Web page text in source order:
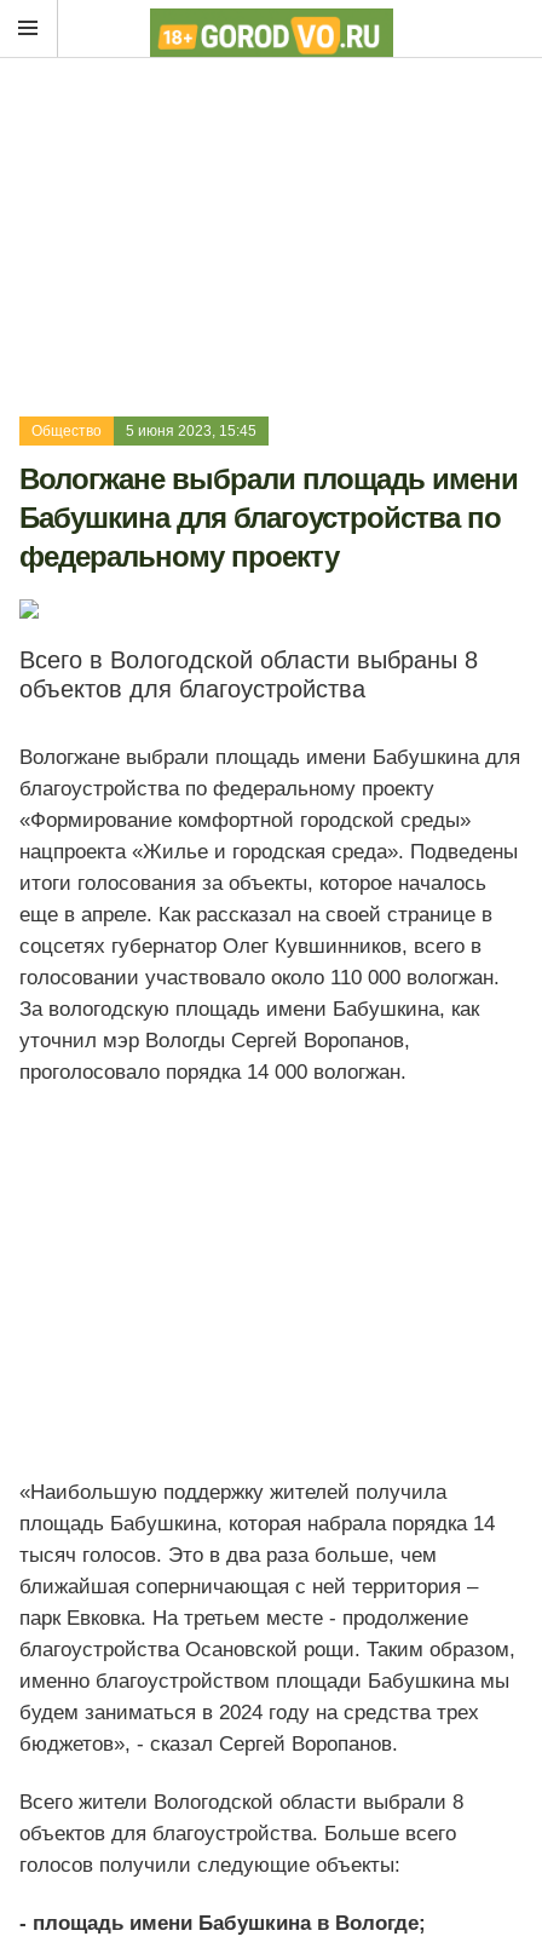
Общество 5 июня 2023, 15:45
Вологжане выбрали площадь имени
Бабушкина для благоустройства по
федеральному проекту
Всего в Вологодской области выбраны 8
объектов для благоустройства
Вологжане выбрали площадь имени Бабушкина для
благоустройства по федеральному проекту
«Формирование комфортной городской среды»
нацпроекта «Жилье и городская среда». Подведены
итоги голосования за объекты, которое началось
еще в апреле. Как рассказал на своей странице в
соцсетях губернатор Олег Кувшинников, всего в
голосовании участвовало около 110 000 вологжан.
За вологодскую площадь имени Бабушкина, как
уточнил мэр Вологды Сергей Воропанов,
проголосовало порядка 14 000 вологжан.
«Наибольшую поддержку жителей получила
площадь Бабушкина, которая набрала порядка 14
тысяч голосов. Это в два раза больше, чем
ближайшая соперничающая с ней территория –
парк Евковка. На третьем месте - продолжение
благоустройства Осановской рощи. Таким образом,
именно благоустройством площади Бабушкина мы
будем заниматься в 2024 году на средства трех
бюджетов», - сказал Сергей Воропанов.
Всего жители Вологодской области выбрали 8
объектов для благоустройства. Больше всего
голосов получили следующие объекты:
- площадь имени Бабушкина в Вологде;